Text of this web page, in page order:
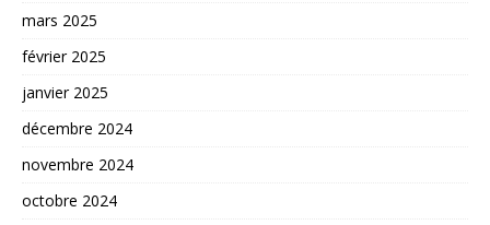
mars 2025
février 2025
janvier 2025
décembre 2024
novembre 2024
octobre 2024